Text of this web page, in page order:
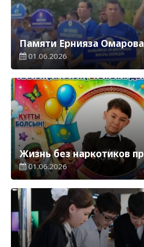
Памяти Ернияза Омарова
01.06.2026
Жизнь без наркотиков
01.06.2026